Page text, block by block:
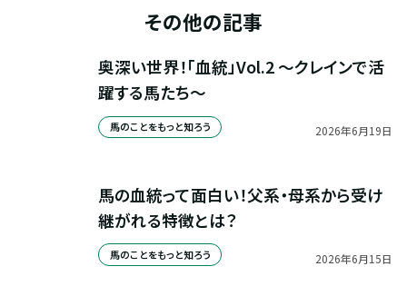
その他の記事
奥深い世界！「血統」Vol.2 ～クレインで活
躍する馬たち～
馬のことをもっと知ろう 2026年6月19日
馬の血統って面白い！父系・母系から受け
継がれる特徴とは？
馬のことをもっと知ろう 2026年6月15日